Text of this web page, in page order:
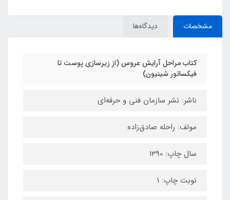
مشخصات دیدگاه‌ها
کتاب مراحل آرایش عروس (از زیرسازی پوست تا
فیکساتور شینیون)
ناشر: نشر سازمان فنی و حرفه‌ای
مولف: راحله صادق‌زاده
سال چاپ: 1390
نوبت چاپ: 1